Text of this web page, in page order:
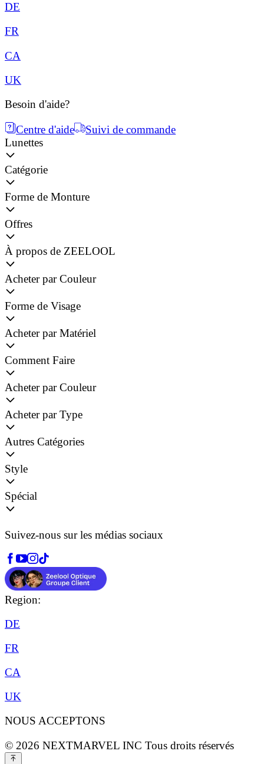
DE
FR
CA
UK
Besoin d'aide?
Centre d'aide
Suivi de commande
Lunettes
Catégorie
Forme de Monture
Offres
À propos de ZEELOOL
Acheter par Couleur
Forme de Visage
Acheter par Matériel
Comment Faire
Acheter par Couleur
Acheter par Type
Autres Catégories
Style
Spécial
Suivez-nous sur les médias sociaux
Region:
DE
FR
CA
UK
NOUS ACCEPTONS
© 2026 NEXTMARVEL INC Tous droits réservés